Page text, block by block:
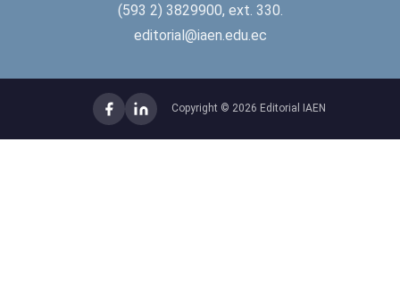
(593 2) 3829900, ext. 330.
editorial@iaen.edu.ec
Copyright © 2026 Editorial IAEN